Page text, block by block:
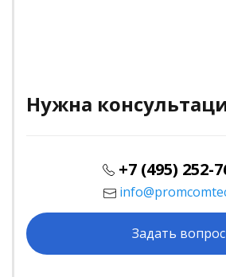
Нужна
+7 (495) 252-
Задать вопрос